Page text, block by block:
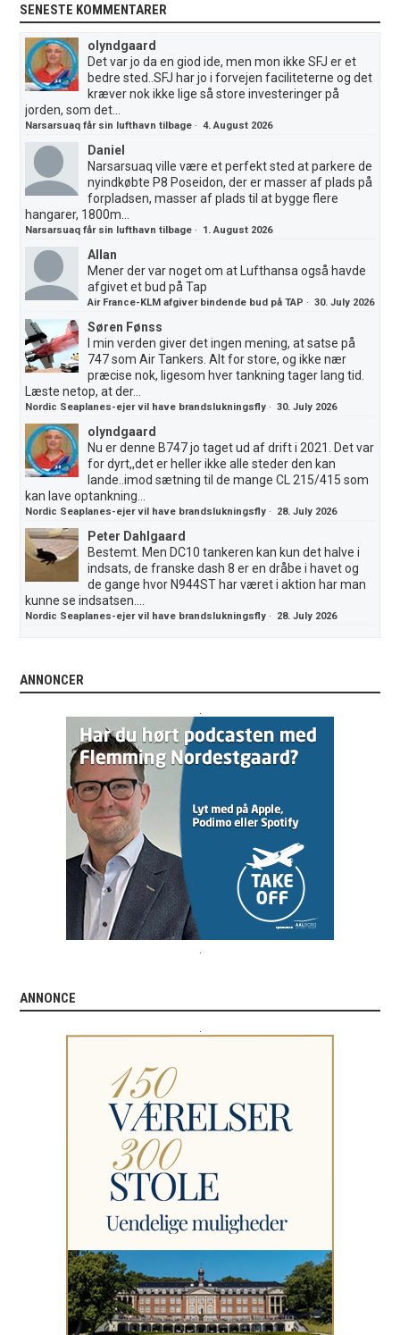
SENESTE KOMMENTARER
olyndgaard
Det var jo da en giod ide, men mon ikke SFJ er et
bedre sted..SFJ har jo i forvejen faciliteterne og det
kræver nok ikke lige så store investeringer på
jorden, som det...
Narsarsuaq får sin lufthavn tilbage ·4. August 2026
Daniel
Narsarsuaq ville være et perfekt sted at parkere de
nyindkøbte P8 Poseidon, der er masser af plads på
forpladsen, masser af plads til at bygge flere
hangarer, 1800m...
Narsarsuaq får sin lufthavn tilbage · 1. August 2026
Allan
Mener der var noget om at Lufthansa også havde
afgivet et bud på Tap
Air France-KLM afgiver bindende bud på TAP ·30. July 2026
Søren Fønss
I min verden giver det ingen mening, at satse på
747 som Air Tankers. Alt for store, og ikke nær
præcise nok, ligesom hver tankning tager lang tid.
Læste netop, at der...
Nordic Seaplanes-ejer vil have brandslukningsfly ·30. July 2026
olyndgaard
Nu er denne B747 jo taget ud af drift i 2021. Det var
for dyrt,,det er heller ikke alle steder den kan
lande..imod sætning til de mange CL 215/415 som
kan lave optankning...
Nordic Seaplanes-ejer vil have brandslukningsfly · 28. July 2026
Peter Dahlgaard
Bestemt. Men DC10 tankeren kan kun det halve i
indsats, de franske dash 8 er en dråbe i havet og
de gange hvor N944ST har været i aktion har man
kunne se indsatsen....
Nordic Seaplanes-ejer vil have brandslukningsfly · 28. July 2026
ANNONCER
ANNONCE